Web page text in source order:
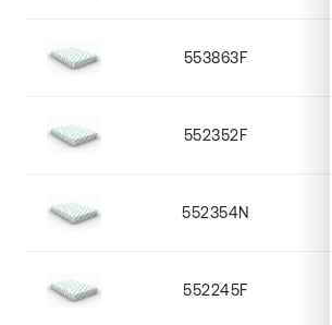
553863F
552352F
552354N
552245F